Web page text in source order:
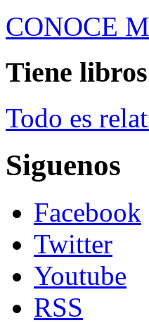
CONOCE
Tiene
Todo es
Siguenos
Facebook
Twitter
Youtube
RSS